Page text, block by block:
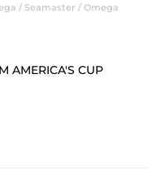
/ Seamaster / Omega
AMERICA'S CUP